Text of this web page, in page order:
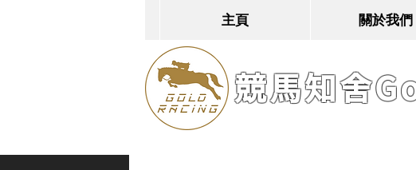
主頁 關於我們
競馬知舍